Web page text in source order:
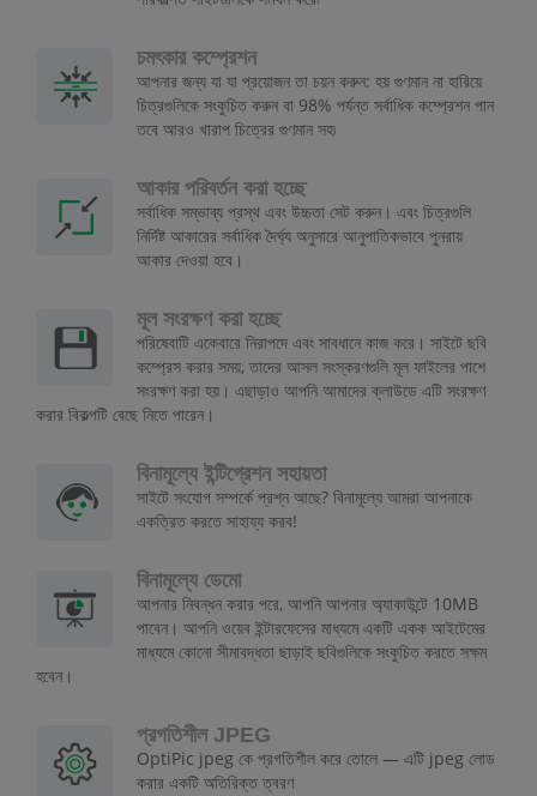
চমৎকার কম্প্রেশন
আপনার জন্য যা যা প্রয়োজন তা চয়ন করুন: হয় গুণমান না হারিয়ে
চিত্রগুলিকে সংকুচিত করুন বা 98% পর্যন্ত সর্বাধিক কম্প্রেশন পান
তবে আরও খারাপ চিত্রের গুণমান সহ৷
আকার পরিবর্তন করা হচ্ছে
সর্বাধিক সম্ভাব্য প্রস্থ এবং উচ্চতা সেট করুন। এবং চিত্রগুলি
নির্দিষ্ট আকারের সর্বাধিক দৈর্ঘ্য অনুসারে আনুপাতিকভাবে পুনরায়
আকার দেওয়া হবে।
মূল সংরক্ষণ করা হচ্ছে
পরিষেবাটি একেবারে নিরাপদে এবং সাবধানে কাজ করে। সাইটে ছবি
কম্প্রেস করার সময়, তাদের আসল সংস্করণগুলি মূল ফাইলের পাশে
সংরক্ষণ করা হয়। এছাড়াও আপনি আমাদের ক্লাউডে এটি সংরক্ষণ
করার বিকল্পটি বেছে নিতে পারেন।
বিনামূল্যে ইন্টিগ্রেশন সহায়তা
সাইটে সংযোগ সম্পর্কে প্রশ্ন আছে? বিনামূল্যে আমরা আপনাকে
একত্রিত করতে সাহায্য করব!
বিনামূল্যে ডেমো
আপনার নিবন্ধন করার পরে, আপনি আপনার অ্যাকাউন্টে 10MB
পাবেন। আপনি ওয়েব ইন্টারফেসের মাধ্যমে একটি একক আইটেমের
মাধ্যমে কোনো সীমাবদ্ধতা ছাড়াই ছবিগুলিকে সংকুচিত করতে সক্ষম
হবেন।
প্রগতিশীল JPEG
OptiPic jpeg কে প্রগতিশীল করে তোলে — এটি jpeg লোড
করার একটি অতিরিক্ত ত্বরণ